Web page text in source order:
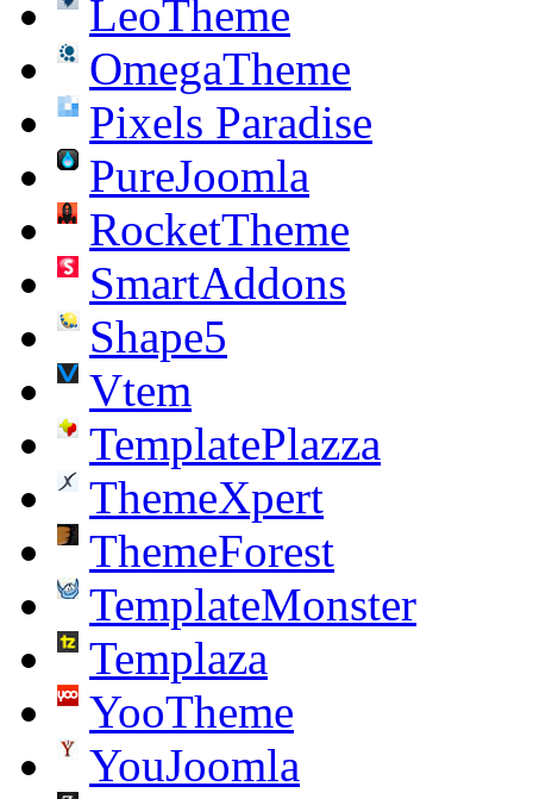
LeoTheme
OmegaTheme
Pixels Paradise
PureJoomla
RocketTheme
SmartAddons
Shape5
Vtem
TemplatePlazza
ThemeXpert
ThemeForest
TemplateMonster
Templaza
YooTheme
YouJoomla